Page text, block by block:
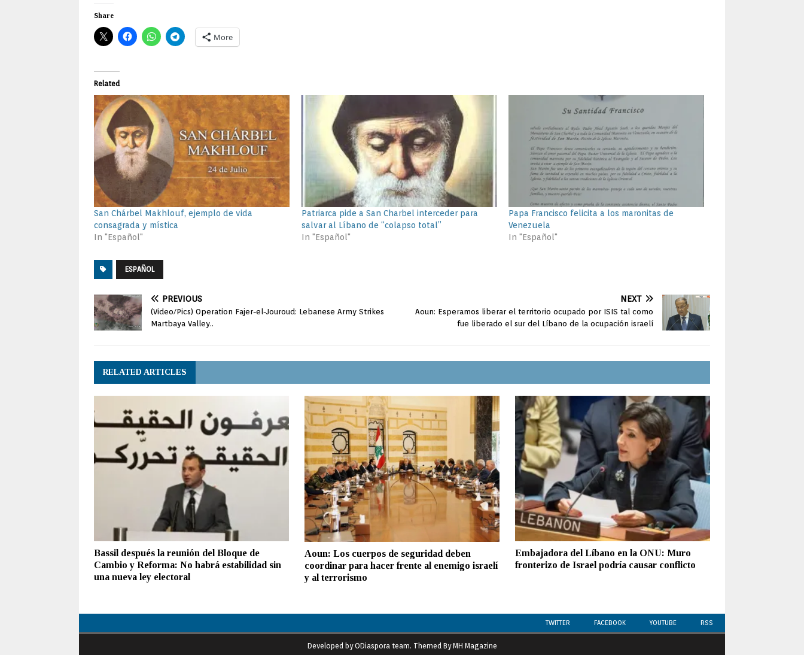
Share
More
Related
San Chárbel Makhlouf, ejemplo de vida
consagrada y mística
In "Español"
Patriarca pide a San Charbel interceder para
salvar al Líbano de “colapso total”
In "Español"
Papa Francisco felicita a los maronitas de
Venezuela
In "Español"
ESPAÑOL
PREVIOUS
(Video/Pics) Operation Fajer-el-Jouroud: Lebanese Army Strikes
Martbaya Valley..
NEXT
Aoun: Esperamos liberar el territorio ocupado por ISIS tal como
fue liberado el sur del Líbano de la ocupación israelí
RELATED ARTICLES
Bassil después la reunión del Bloque de
Cambio y Reforma: No habrá estabilidad sin
una nueva ley electoral
Aoun: Los cuerpos de seguridad deben
coordinar para hacer frente al enemigo israelí
y al terrorismo
Embajadora del Líbano en la ONU: Muro
fronterizo de Israel podría causar conflicto
TWITTER FACEBOOK YOUTUBE RSS
Developed by ODiaspora team. Themed By MH Magazine